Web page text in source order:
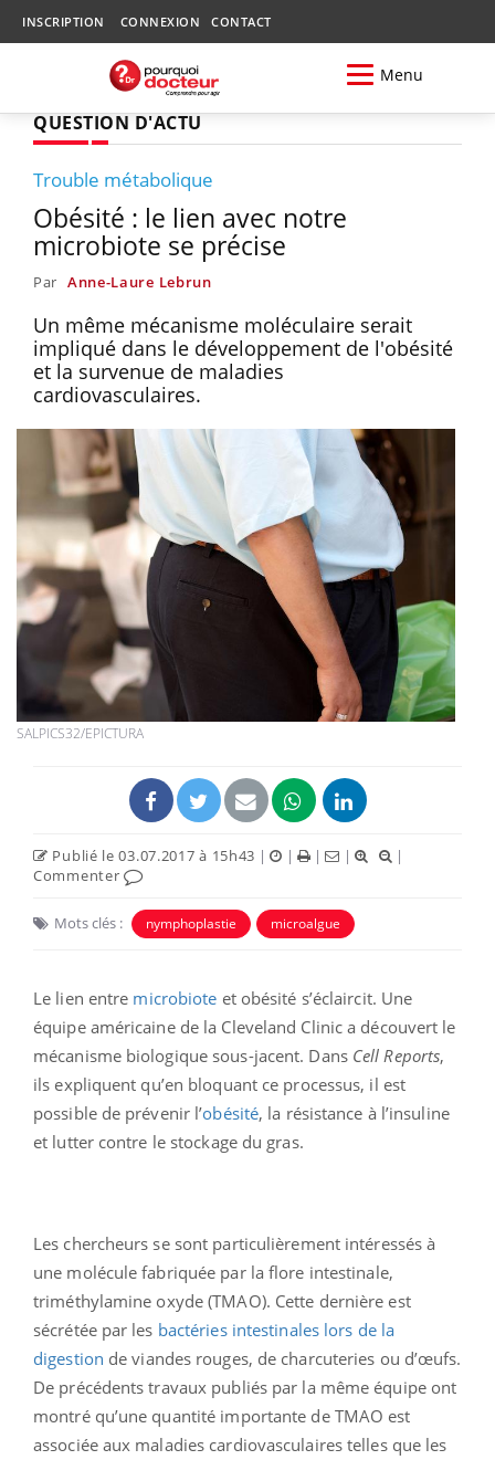
INSCRIPTION CONNEXION CONTACT
Menu
QUESTION D'ACTU
Trouble métabolique
Obésité : le lien avec notre
microbiote se précise
Par Anne-Laure Lebrun
Un même mécanisme moléculaire serait
impliqué dans le développement de l'obésité
et la survenue de maladies
cardiovasculaires.
SALPICS32/EPICTURA
Publié le 03.07.2017 à 15h43 | | | |
|
Commenter
Mots clés : nymphoplastie microalgue
Le lien entre microbiote et obésité s’éclaircit. Une
équipe américaine de la Cleveland Clinic a découvert le
mécanisme biologique sous-jacent. Dans Cell Reports,
ils expliquent qu’en bloquant ce processus, il est
possible de prévenir l’obésité, la résistance à l’insuline
et lutter contre le stockage du gras.
Les chercheurs se sont particulièrement intéressés à
une molécule fabriquée par la flore intestinale,
triméthylamine oxyde (TMAO). Cette dernière est
sécrétée par les bactéries intestinales lors de la
digestion de viandes rouges, de charcuteries ou d’œufs.
De précédents travaux publiés par la même équipe ont
montré qu’une quantité importante de TMAO est
associée aux maladies cardiovasculaires telles que les